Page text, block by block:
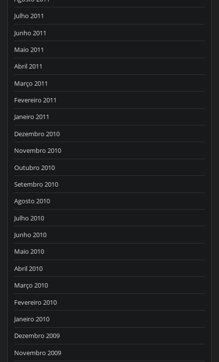
Julho 2011
Junho 2011
Maio 2011
Abril 2011
Março 2011
Fevereiro 2011
Janeiro 2011
Dezembro 2010
Novembro 2010
Outubro 2010
Setembro 2010
Agosto 2010
Julho 2010
Junho 2010
Maio 2010
Abril 2010
Março 2010
Fevereiro 2010
Janeiro 2010
Dezembro 2009
Novembro 2009